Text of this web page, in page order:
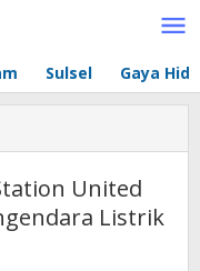
Sulsel Gaya
United
Listrik